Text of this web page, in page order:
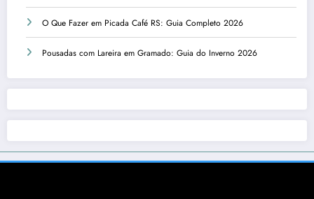
O Que Fazer em Picada Café RS: Guia Completo 2026
Pousadas com Lareira em Gramado: Guia do Inverno 2026